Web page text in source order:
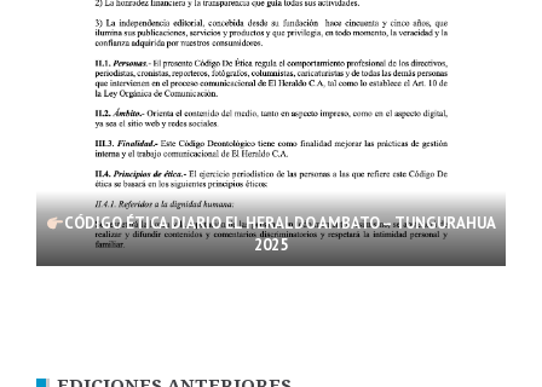
CÓDIGO ÉTICA DIARIO EL HERALDO AMBATO – TUNGURAHUA
2025